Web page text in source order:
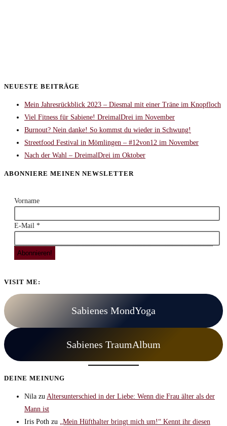
NEUESTE BEITRÄGE
Mein Jahresrückblick 2023 – Diesmal mit einer Träne im Knopfloch
Viel Fitness für Sabiene! DreimalDrei im November
Burnout? Nein danke! So kommst du wieder in Schwung!
Streetfood Festival in Mömlingen – #12von12 im November
Nach der Wahl – DreimalDrei im Oktober
ABONNIERE MEINEN NEWSLETTER
Vorname
E-Mail *
VISIT ME:
Sabienes MondYoga
Sabienes TraumAlbum
DEINE MEINUNG
Nila zu Altersunterschied in der Liebe: Wenn die Frau älter als der
Mann ist
Iris Poth zu
„Mein Hüfthalter bringt mich um!“ Kennt ihr diesen